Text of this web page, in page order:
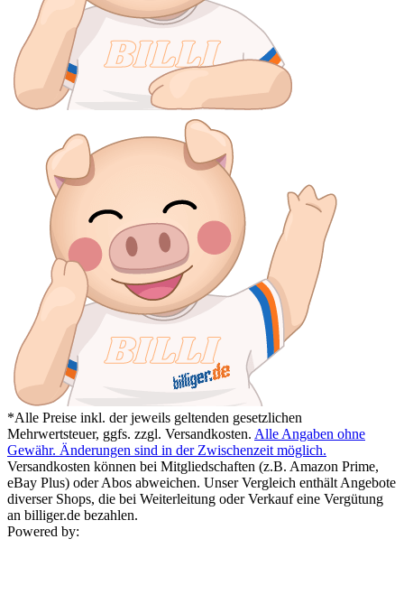
*Alle Preise inkl. der jeweils geltenden gesetzlichen
Mehrwertsteuer, ggfs. zzgl. Versandkosten. Alle Angaben ohne
Gewähr. Änderungen sind in der Zwischenzeit möglich.
Versandkosten können bei Mitgliedschaften (z.B. Amazon Prime,
eBay Plus) oder Abos abweichen. Unser Vergleich enthält Angebote
diverser Shops, die bei Weiterleitung oder Verkauf eine Vergütung
an billiger.de bezahlen.
Powered by: